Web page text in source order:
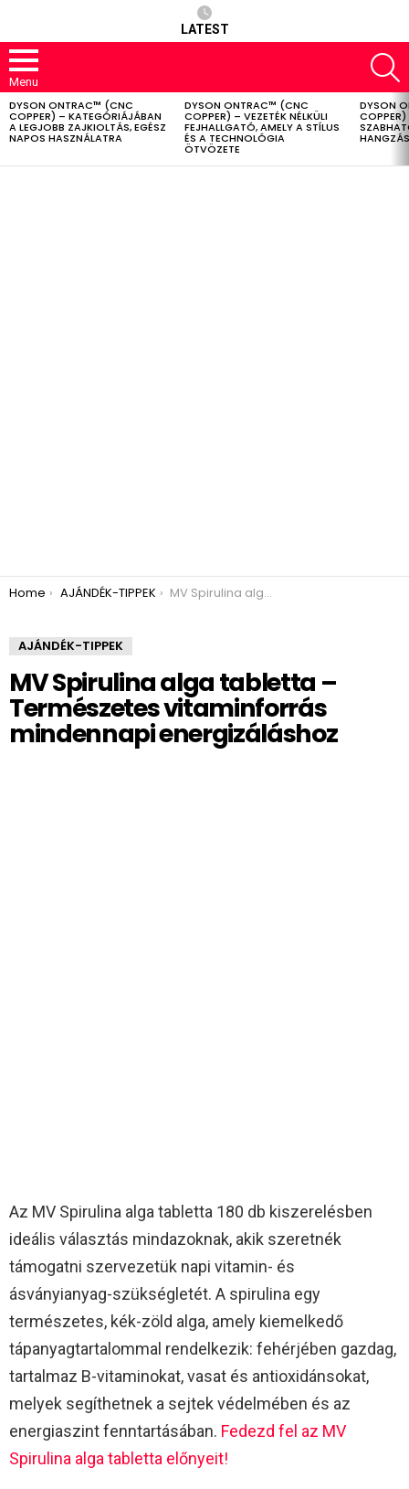
LATEST
Menu
LATEST
STORIES
DYSON ONTRAC™ (CNC
COPPER) – KATEGÓRIÁJÁBAN
A LEGJOBB ZAJKIOLTÁS, EGÉSZ
NAPOS HASZNÁLATRA
DYSON ONTRAC™ (CNC
COPPER) – VEZETÉK NÉLKÜLI
FEJHALLGATÓ, AMELY A STÍLUS
ÉS A TECHNOLÓGIA
ÖTVÖZETE
DYSON
COPPER)
You are here:
Home AJÁNDÉK-TIPPEK MV Spirulina alga tabletta – Természetes vitaminforrás mindennapi energizáláshoz
AJÁNDÉK-TIPPEK
MV Spirulina alga tabletta –
Természetes vitaminforrás
mindennapi energizáláshoz
Az MV Spirulina alga tabletta 180 db kiszerelésben
ideális választás mindazoknak, akik szeretnék
támogatni szervezetük napi vitamin- és
ásványianyag-szükségletét. A spirulina egy
természetes, kék-zöld alga, amely kiemelkedő
tápanyagtartalommal rendelkezik: fehérjében gazdag,
tartalmaz B-vitaminokat, vasat és antioxidánsokat,
melyek segíthetnek a sejtek védelmében és az
energiaszint fenntartásában. Fedezd fel az MV
Spirulina alga tabletta előnyeit!